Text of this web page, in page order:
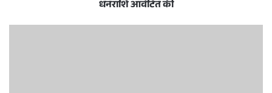
धनराशि आवंटित की